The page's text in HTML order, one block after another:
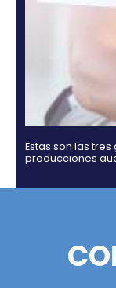
Rating
ratify their